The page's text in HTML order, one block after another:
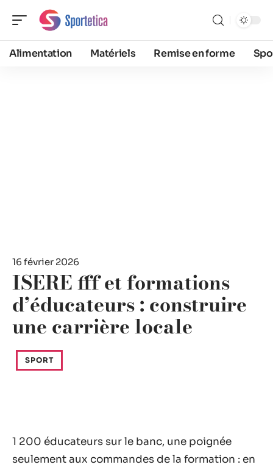
Alimentation Matériels Remise en forme
16 février 2026
ISERE fff et formations
d’éducateurs : construire
une carrière locale
SPORT
1 200 éducateurs sur le banc, une poignée
seulement aux commandes de la formation : en